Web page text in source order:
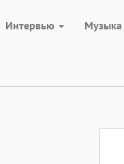
Интервью Музыка